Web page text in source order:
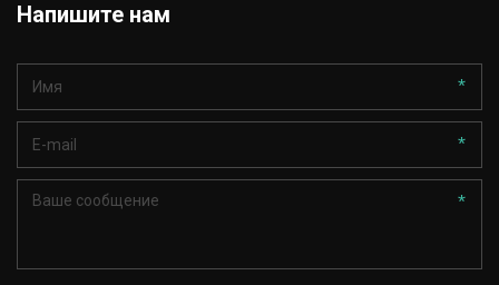
Напишите нам
*
*
*